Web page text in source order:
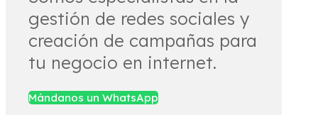
gestión de redes sociales y
creación de campañas para
tu negocio en internet.
Mándanos un WhatsApp